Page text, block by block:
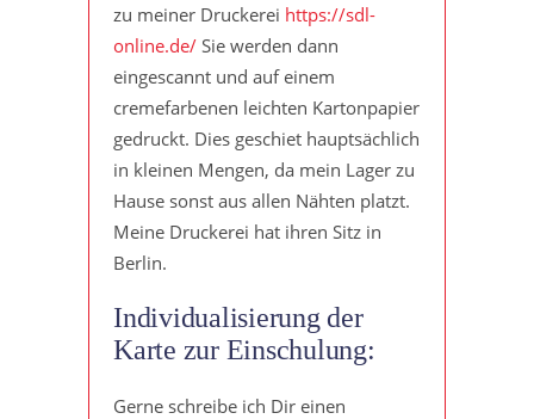
zu meiner Druckerei https://sdl-
online.de/ Sie werden dann
eingescannt und auf einem
cremefarbenen leichten Kartonpapier
gedruckt. Dies geschiet hauptsächlich
in kleinen Mengen, da mein Lager zu
Hause sonst aus allen Nähten platzt.
Meine Druckerei hat ihren Sitz in
Berlin.
Individualisierung der
Karte zur Einschulung:
Gerne schreibe ich Dir einen